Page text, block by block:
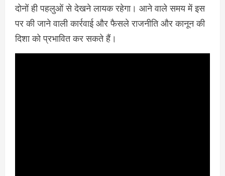
दोनों ही पहलुओं से देखने लायक रहेगा। आने वाले समय में इस
पर की जाने वाली कार्रवाई और फैसले राजनीति और कानून की
दिशा को प्रभावित कर सकते हैं।